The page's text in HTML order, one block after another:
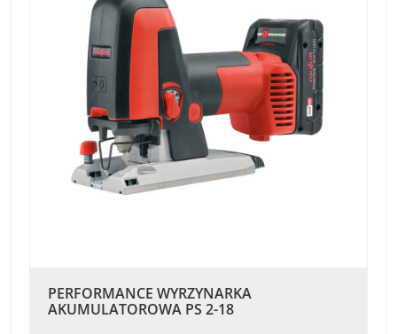
PERFORMANCE WYRZYNARKA
AKUMULATOROWA PS 2-18